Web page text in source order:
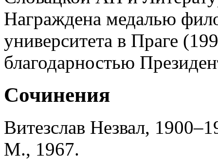
Награждена медалью
университета в Праге
благодарностью
Сочинения
Витезслав Незвал,
М., 1967.